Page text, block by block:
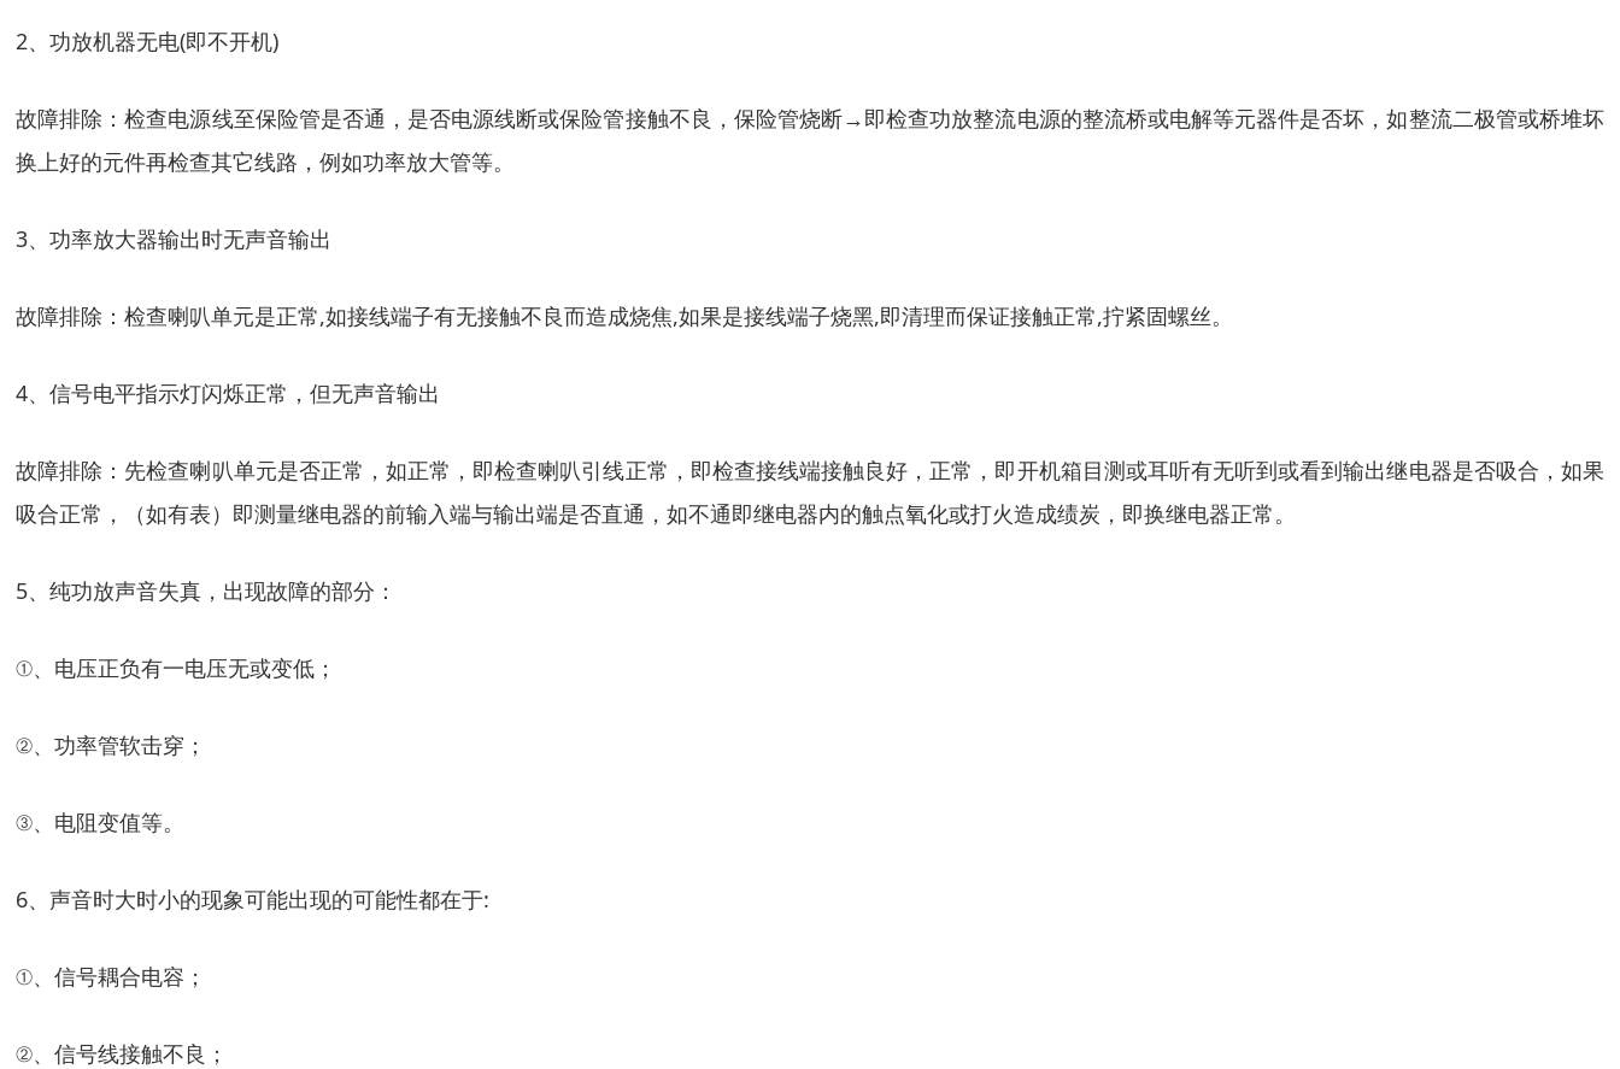
2、功放机器无电(即不开机)
故障排除：检查电源线至保险管是否通，是否电源线断或保险管接触不良，保险管烧断→即检查功放整流电源的整流桥或电解等元器件是否坏，如整流二极管或桥堆坏
换上好的元件再检查其它线路，例如功率放大管等。
3、功率放大器输出时无声音输出
故障排除：检查喇叭单元是正常,如接线端子有无接触不良而造成烧焦,如果是接线端子烧黑,即清理而保证接触正常,拧紧固螺丝。
4、信号电平指示灯闪烁正常，但无声音输出
故障排除：先检查喇叭单元是否正常，如正常，即检查喇叭引线正常，即检查接线端接触良好，正常，即开机箱目测或耳听有无听到或看到输出继电器是否吸合，如果
吸合正常，（如有表）即测量继电器的前输入端与输出端是否直通，如不通即继电器内的触点氧化或打火造成绩炭，即换继电器正常。
5、纯功放声音失真，出现故障的部分：
①、电压正负有一电压无或变低；
②、功率管软击穿；
③、电阻变值等。
6、声音时大时小的现象可能出现的可能性都在于:
①、信号耦合电容；
②、信号线接触不良；